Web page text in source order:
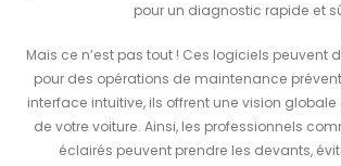
pour un diagnostic rapide et
Mais ce n’est pas tout ! Ces logiciels peuvent
pour des opérations de maintenance
interface intuitive, ils offrent une vision globale
de votre voiture. Ainsi, les professionnels
éclairés peuvent prendre les devants,